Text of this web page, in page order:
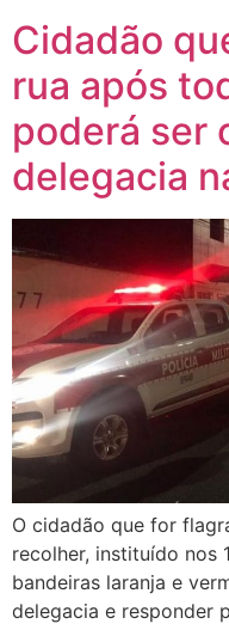
Cidadão
rua após
poderá ser
delegacia
O cidadão que for
recolher, instituído nos
bandeiras laranja e
delegacia e responder